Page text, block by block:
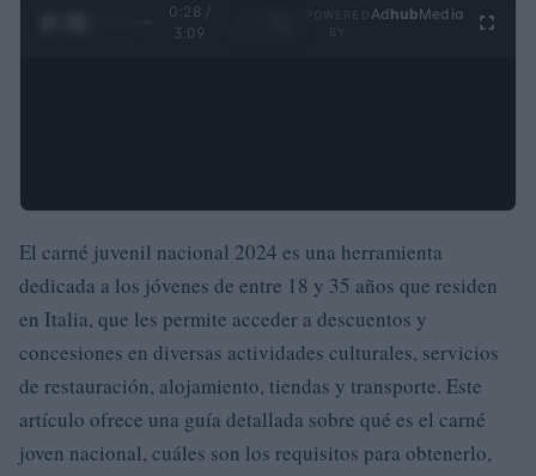
0:30 /
3:09
Ad hubMedia
El carné juvenil nacional 2024 es una herramienta
dedicada a los jóvenes de entre 18 y 35 años que residen
en Italia, que les permite acceder a descuentos y
concesiones en diversas actividades culturales, servicios
de restauración, alojamiento, tiendas y transporte. Este
artículo ofrece una guía detallada sobre qué es el carné
joven nacional, cuáles son los requisitos para obtenerlo,